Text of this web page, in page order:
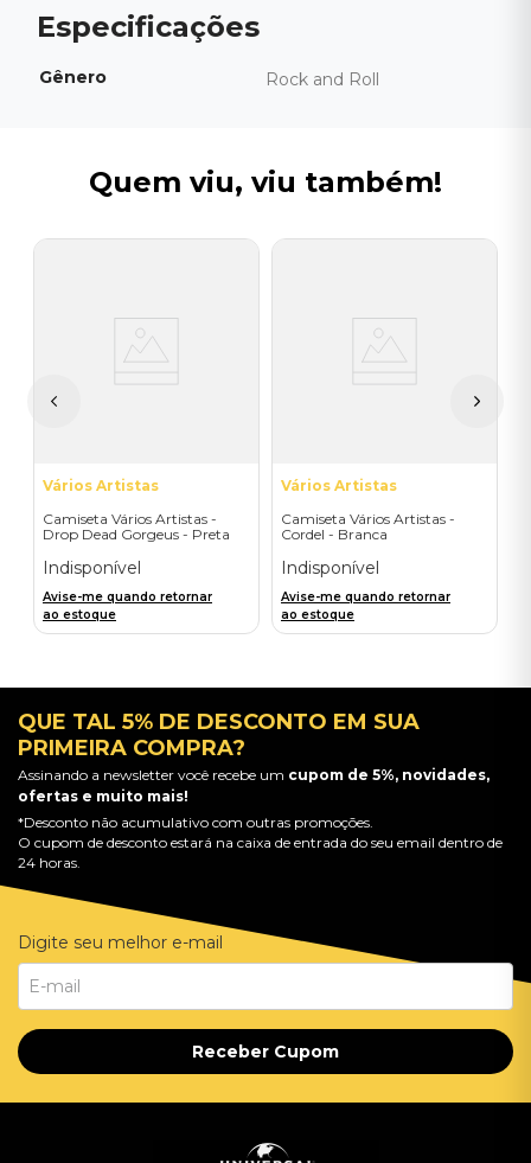
Gênero Rock and Roll
Quem viu, viu também!
Vários Artistas
Camiseta Vários Artistas -
Drop Dead Gorgeus - Preta
Indisponível
Avise-me quando retornar
ao estoque
Vários Artistas
Camiseta Vários Artistas -
Cordel - Branca
Indisponível
Avise-me quando retornar
ao estoque
QUE TAL 5% DE DESCONTO EM SUA
PRIMEIRA COMPRA?
Assinando a newsletter você recebe um cupom de 5%, novidades,
ofertas e muito mais!
*Desconto não acumulativo com outras promoções.
O cupom de desconto estará na caixa de entrada do seu email dentro de
24 horas.
Digite seu melhor e-mail
Receber Cupom